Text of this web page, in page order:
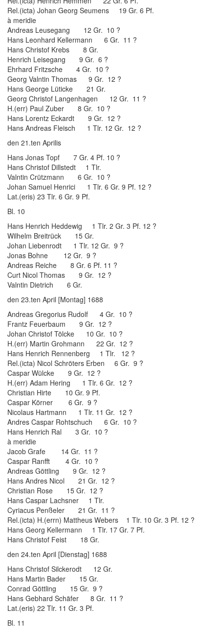
Rel.(icta) Johan Georg Seumens 19 Gr. 6 Pf.
à meridie
Andreas Leusegang 12 Gr. 10 ?
Hans Leonhard Kellermann 6 Gr. 11 ?
Hans Christof Krebs 8 Gr.
Henrich Leisegang 9 Gr. 6 ?
Ehrhard Fritzsche 4 Gr. 10 ?
Georg Valntin Thomas 9 Gr. 12 ?
Hans George Lüticke 21 Gr.
Georg Christof Langenhagen 12 Gr. 11 ?
H.(err) Paul Zuber 8 Gr. 10 ?
Hans Lorentz Eckardt 9 Gr. 12 ?
Hans Andreas Fleisch 1 Tlr. 12 Gr. 12 ?
den 21.ten Aprilis
Hans Jonas Topf 7 Gr. 4 Pf. 10 ?
Hans Christof Dillstedt 1 Tlr.
Valntin Crützmann 6 Gr. 10 ?
Johan Samuel Henrici 1 Tlr. 6 Gr. 9 Pf. 12 ?
Lat.(eris) 23 Tlr. 6 Gr. 9 Pf.
Bl. 10
Hans Henrich Heddewig 1 Tlr. 2 Gr. 3 Pf. 12 ?
Wilhelm Breitrück 15 Gr.
Johan Liebenrodt 1 Tlr. 12 Gr. 9 ?
Jonas Bohne 12 Gr. 9 ?
Andreas Reiche 8 Gr. 6 Pf. 11 ?
Curt Nicol Thomas 9 Gr. 12 ?
Valntin Dietrich 6 Gr.
den 23.ten April [Montag] 1688
Andreas Gregorius Rudolf 4 Gr. 10 ?
Frantz Feuerbaum 9 Gr. 12 ?
Johan Christof Tölcke 10 Gr. 10 ?
H.(err) Martin Grohmann 22 Gr. 12 ?
Hans Henrich Rennenberg 1 Tlr. 12 ?
Rel.(icta) Nicol Schröters Erben 6 Gr. 9 ?
Caspar Wülcke 9 Gr. 12 ?
H.(err) Adam Hering 1 Tlr. 6 Gr. 12 ?
Christian Hirte 10 Gr. 9 Pf.
Caspar Körner 6 Gr. 9 ?
Nicolaus Hartmann 1 Tlr. 11 Gr. 12 ?
Andres Caspar Rohtschuch 6 Gr. 10 ?
Hans Henrich Ral 3 Gr. 10 ?
à meridie
Jacob Grafe 14 Gr. 11 ?
Caspar Ranfft 4 Gr. 10 ?
Andreas Göttling 9 Gr. 12 ?
Hans Andres Nicol 21 Gr. 12 ?
Christian Rose 15 Gr. 12 ?
Hans Caspar Lachsner 1 Tlr.
Cyriacus Penßeler 21 Gr. 11 ?
Rel.(icta) H.(errn) Mattheus Webers 1 Tlr. 10 Gr. 3 Pf. 12 ?
Hans Georg Kellermann 1 Tlr. 17 Gr. 7 Pf.
Hans Christof Feist 18 Gr.
den 24.ten April [Dienstag] 1688
Hans Christof Silckerodt 12 Gr.
Hans Martin Bader 15 Gr.
Conrad Göttling 15 Gr. 9 ?
Hans Gebhard Schäfer 8 Gr. 11 ?
Lat.(eris) 22 Tlr. 11 Gr. 3 Pf.
Bl. 11